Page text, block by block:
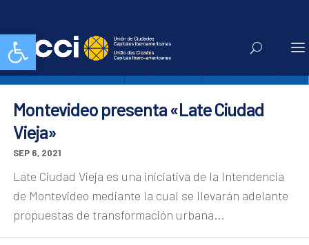
Abrir barra de herramientasurbanismo
Montevideo presenta «Late Ciudad
Vieja»
SEP 6, 2021
Late Ciudad Vieja es una iniciativa de la Intendencia
de Montevideo mediante la cual se llevarán adelante
propuestas de transformación urbana...